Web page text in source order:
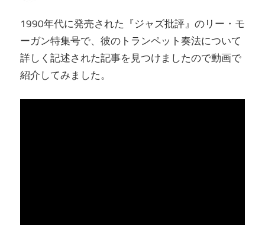
1990年代に発売された『ジャズ批評』のリー・モ
ーガン特集号で、彼のトランペット奏法について
詳しく記述された記事を見つけましたので動画で
紹介してみました。